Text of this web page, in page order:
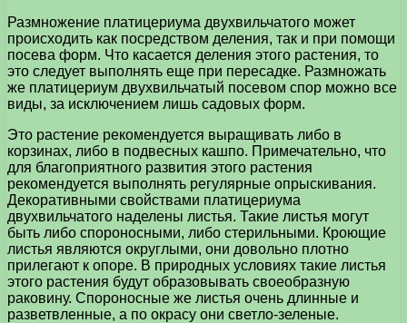
Размножение платицериума двухвильчатого может
происходить как посредством деления, так и при помощи
посева форм. Что касается деления этого растения, то
это следует выполнять еще при пересадке. Размножать
же платицериум двухвильчатый посевом спор можно все
виды, за исключением лишь садовых форм.
Это растение рекомендуется выращивать либо в
корзинах, либо в подвесных кашпо. Примечательно, что
для благоприятного развития этого растения
рекомендуется выполнять регулярные опрыскивания.
Декоративными свойствами платицериума
двухвильчатого наделены листья. Такие листья могут
быть либо спороносными, либо стерильными. Кроющие
листья являются округлыми, они довольно плотно
прилегают к опоре. В природных условиях такие листья
этого растения будут образовывать своеобразную
раковину. Спороносные же листья очень длинные и
разветвленные, а по окрасу они светло-зеленые.